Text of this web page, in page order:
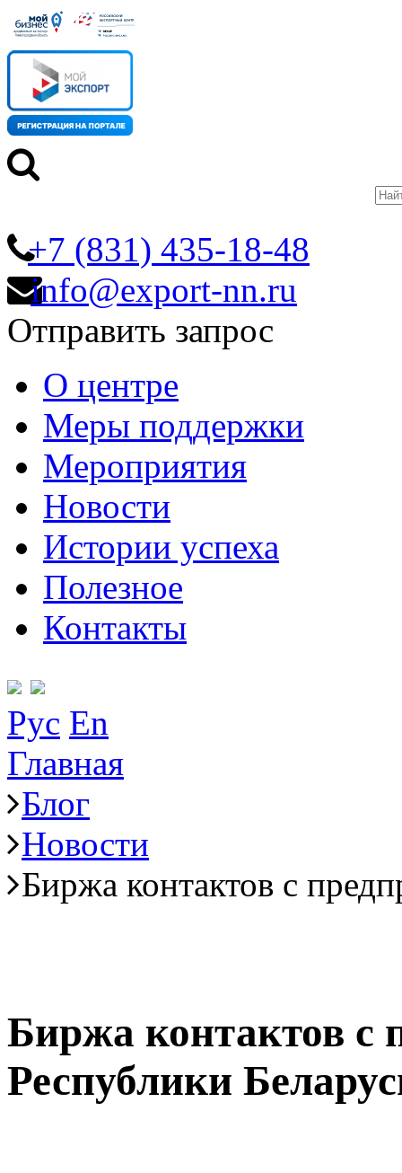
+7 (831) 435-18-48
info@export-nn.ru
Отправить запрос
О центре
Меры поддержки
Мероприятия
Новости
Истории успеха
Полезное
Контакты
Рус En
Главная
Блог
Новости
Биржа контактов с
Биржа контактов с
Республики